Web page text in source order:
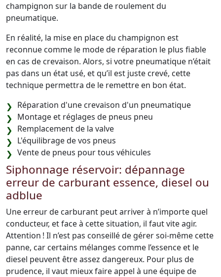
champignon sur la bande de roulement du
pneumatique.
En réalité, la mise en place du champignon est
reconnue comme le mode de réparation le plus fiable
en cas de crevaison. Alors, si votre pneumatique n’était
pas dans un état usé, et qu’il est juste crevé, cette
technique permettra de le remettre en bon état.
Réparation d'une crevaison d'un pneumatique
Montage et réglages de pneus pneu
Remplacement de la valve
L'équilibrage de vos pneus
Vente de pneus pour tous véhicules
Siphonnage réservoir: dépannage
erreur de carburant essence, diesel ou
adblue
Une erreur de carburant peut arriver à n’importe quel
conducteur, et face à cette situation, il faut vite agir.
Attention ! Il n’est pas conseillé de gérer soi-même cette
panne, car certains mélanges comme l’essence et le
diesel peuvent être assez dangereux. Pour plus de
prudence, il vaut mieux faire appel à une équipe de